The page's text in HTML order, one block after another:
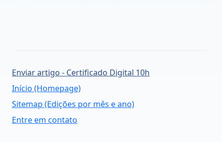
Enviar artigo - Certificado Digital 10h
Início (Homepage)
Sitemap (Edições por mês e ano)
Entre em contato